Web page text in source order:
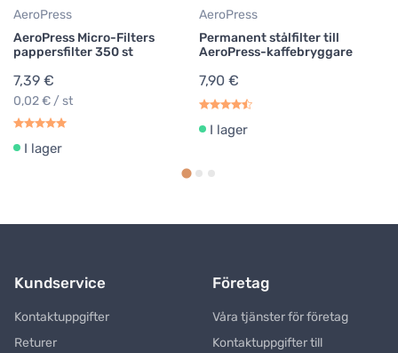
AeroPress
AeroPress Micro-Filters
pappersfilter 350 st
7,39 €
0,02 € / st
I lager
AeroPress
Permanent stålfilter till
AeroPress-kaffebryggare
7,90 €
I lager
Kundservice
Kontaktuppgifter
Returer
Företag
Våra tjänster för företag
Kontaktuppgifter till